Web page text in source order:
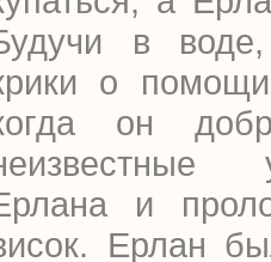
в
о
он
и
Ерлан